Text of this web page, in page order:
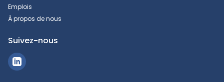
Emplois
À propos de nous
Suivez-nous